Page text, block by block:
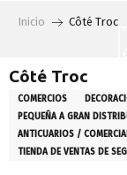
principal
Inicio Côté Troc
Côté Troc
COMERCIOS
PEQUEÑA A GRAN
ANTICUARIOS /
TIENDA DE VENTAS DE